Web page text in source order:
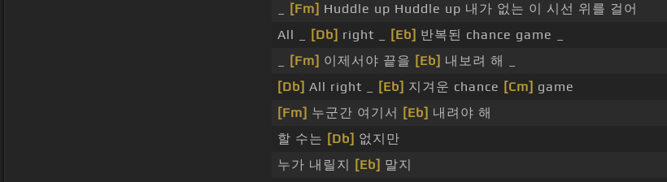
[Fm] Huddle up Huddle up 내가 없는 이 시선 위를 걸어
All _
[Db] right _ [Eb] 반복된 chance game _
[Fm] 이제서야 끝을 [Eb] 내보려 해 _
[Db] All right _ [Eb] 지겨운 chance [Cm] game
[Fm] 누군간 여기서 [Eb] 내려야 해
할 수는 [Db] 없지만
누가 내릴지
[Eb] 말지